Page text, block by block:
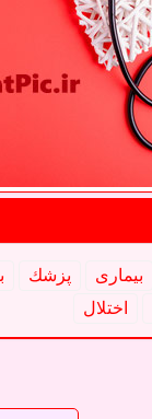
بیماری پزشك
اختلال